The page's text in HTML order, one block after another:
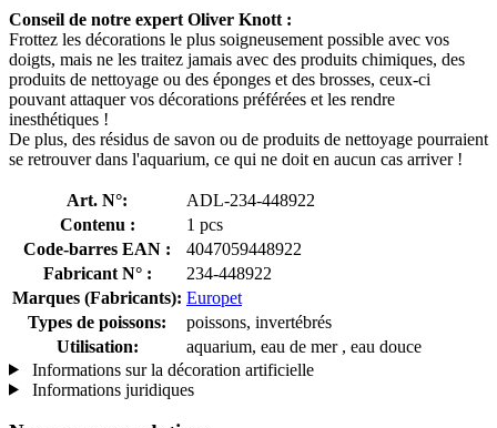
Conseil de notre expert Oliver Knott :
Frottez les décorations le plus soigneusement possible avec vos
doigts, mais ne les traitez jamais avec des produits chimiques, des
produits de nettoyage ou des éponges et des brosses, ceux-ci
pouvant attaquer vos décorations préférées et les rendre
inesthétiques !
De plus, des résidus de savon ou de produits de nettoyage pourraient
se retrouver dans l'aquarium, ce qui ne doit en aucun cas arriver !
Art. N°:
ADL-234-448922
Contenu :
1 pcs
Code-barres EAN :
4047059448922
Fabricant N° :
234-448922
Marques (Fabricants): Europet
Types de poissons:
poissons, invertébrés
Utilisation:
aquarium, eau de mer , eau douce
Informations sur la décoration artificielle
Informations juridiques